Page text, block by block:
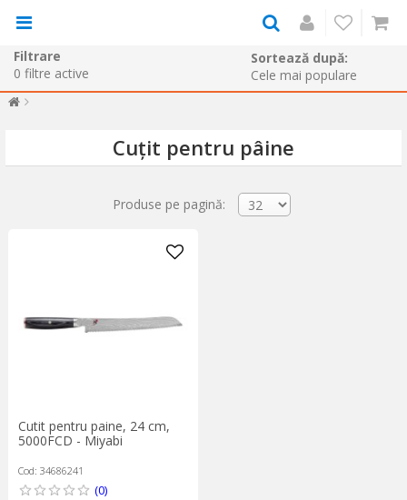
Filtrare
0 filtre active
Sortează după:
Cuțit pentru pâine
Produse pe pagină:
Cutit pentru paine, 24 cm,
5000FCD - Miyabi
Cod: 34686241
(0)